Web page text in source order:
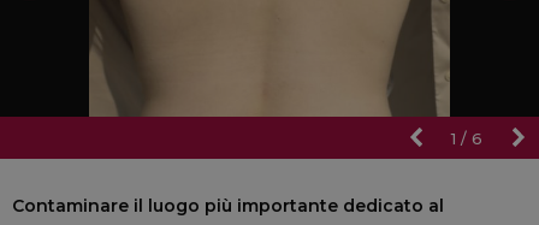
1 / 6
Contaminare il luogo più importante dedicato al